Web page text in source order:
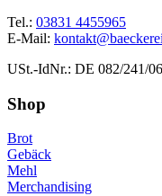
Tel.: 03831 4455965
E-Mail:
USt.-IdNr.: DE 082/241/
Shop
Brot
Gebäck
Mehl
Merchandising